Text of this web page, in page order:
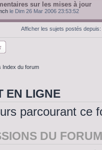
sur les mises à jour
le Dim 26 Mar 2006 23:53:52
Afficher les sujets postés depuis:
Index du forum
EN LIGNE
parcourant ce
DU FORUM